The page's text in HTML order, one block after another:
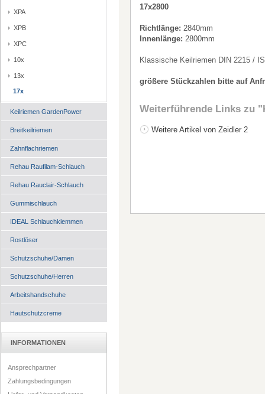
XPA
XPB
XPC
10x
13x
17x
Keilriemen GardenPower
Breitkeilriemen
Zahnflachriemen
Rehau Raufilam-Schlauch
Rehau Rauclair-Schlauch
Gummischlauch
IDEAL Schlauchklemmen
Rostlöser
Schutzschuhe/Damen
Schutzschuhe/Herren
Arbeitshandschuhe
Hautschutzcreme
INFORMATIONEN
Ansprechpartner
Zahlungsbedingungen
17x2800
Richtlänge: 2840mm
Innenlänge: 2800mm
Klassische Keilriemen DIN 2215 /
größere Stückzahlen bitte auf
Weiterführende Links zu
Weitere Artikel von Zeidler 2